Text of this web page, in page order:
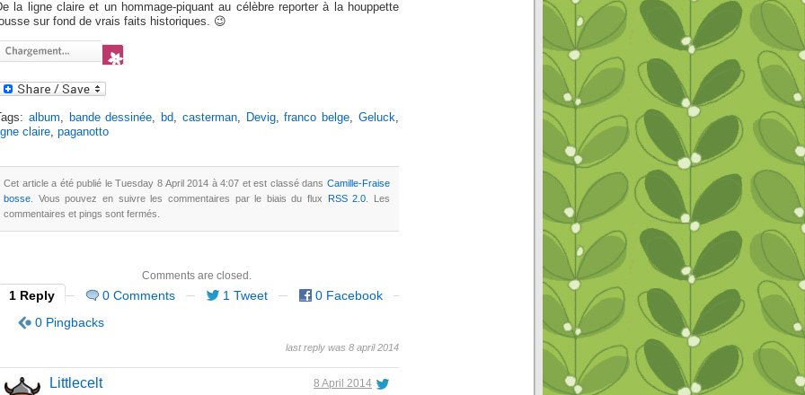
la ligne claire et un hommage-piquant au célèbre reporter à la houppette
sur fond de vrais faits historiques. 😉
album, bande dessinée, bd, casterman, Devig,franco belge,Geluck,
claire, paganotto
Cet article a été publié le Tuesday 8 April 2014 à 4:07 et est classé dans Camille-Fraise
bosse . Vous pouvez en suivre les commentaires par le biais du flux RSS 2.0 . Les
commentaires et pings sont fermés.
Comments are closed.
1 Reply 0 Comments 1 Tweet
0 Facebook
0 Pingbacks
last reply was 8 april 2014
Littlecelt 8 April 2014